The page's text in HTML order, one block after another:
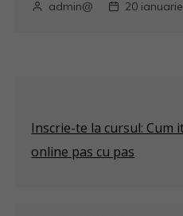
admin@ 20
Inscrie-te la cursul: Cum
online pas cu pas